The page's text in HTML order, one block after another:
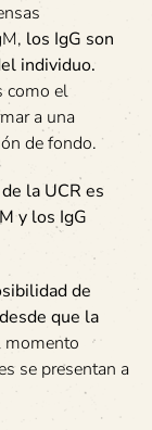
los IgG son
individuo.
como el
a una
de fondo.
la UCR es
y los IgG
de
que la
momento
se presentan a